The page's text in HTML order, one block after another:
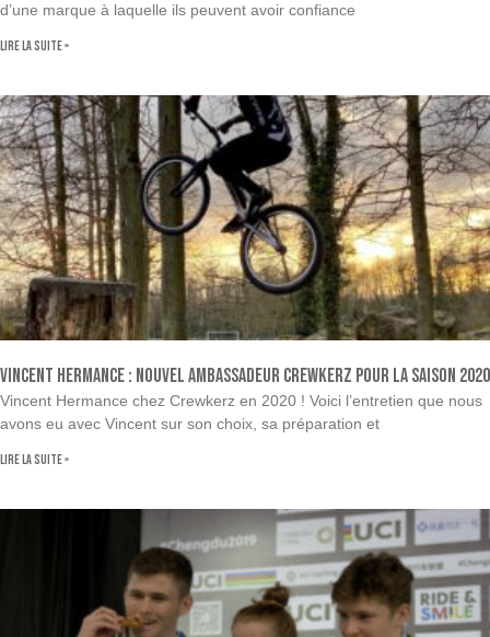
d’une marque à laquelle ils peuvent avoir confiance
Lire la suite »
Vincent Hermance : Nouvel Ambassadeur Crewkerz pour la saison 2020
Vincent Hermance chez Crewkerz en 2020 ! Voici l’entretien que nous
avons eu avec Vincent sur son choix, sa préparation et
Lire la suite »